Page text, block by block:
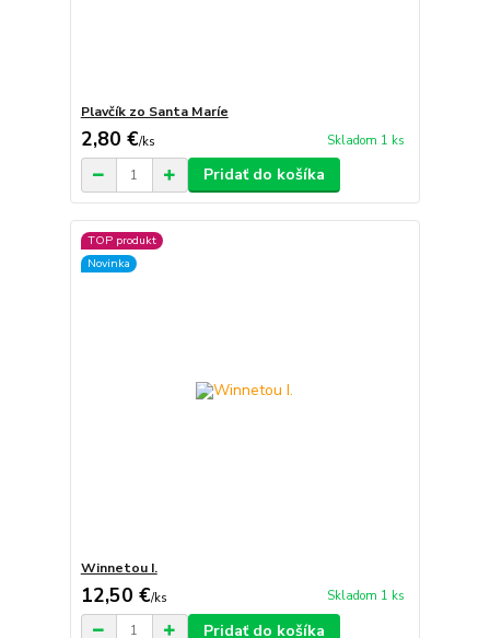
Plavčík zo Santa Maríe
2,80 €/ks Skladom 1 ks
Pridať do košíka
TOP produkt
Novinka
Winnetou I.
12,50 €/ks Skladom 1 ks
Pridať do košíka